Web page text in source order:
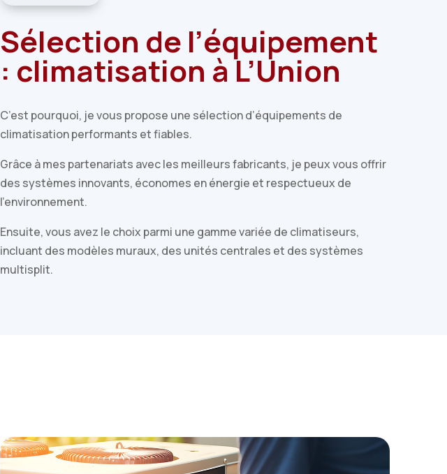
Sélection de l’équipement
: climatisation à L’Union
C’est pourquoi, je vous propose une sélection d’équipements de
climatisation performants et fiables.
Grâce à mes partenariats avec les meilleurs fabricants, je peux vous offrir
des systèmes innovants, économes en énergie et respectueux de
l’environnement.
Ensuite, vous avez le choix parmi une gamme variée de climatiseurs,
incluant des modèles muraux, des unités centrales et des systèmes
multisplit.